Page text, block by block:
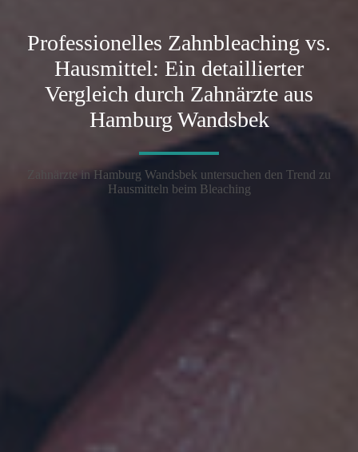
Professionelles Zahnbleaching vs.
Hausmittel: Ein detaillierter
Vergleich durch Zahnärzte aus
Hamburg Wandsbek
Zahnärzte in Hamburg Wandsbek untersuchen den Trend zu
Hausmitteln beim Bleaching